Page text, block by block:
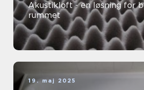
Akustikloft - en løsning for
rummet
19. maj 2025